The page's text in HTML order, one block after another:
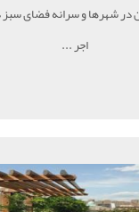
شهرها و سرانه فضای سبز
اجر ...